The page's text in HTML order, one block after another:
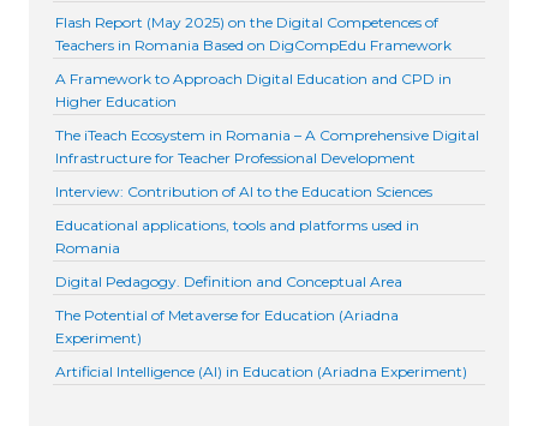
Flash Report (May 2025) on the Digital Competences of
Teachers in Romania Based on DigCompEdu Framework
A Framework to Approach Digital Education and CPD in
Higher Education
The iTeach Ecosystem in Romania – A Comprehensive Digital
Infrastructure for Teacher Professional Development
Interview: Contribution of AI to the Education Sciences
Educational applications, tools and platforms used in
Romania
Digital Pedagogy. Definition and Conceptual Area
The Potential of Metaverse for Education (Ariadna
Experiment)
Artificial Intelligence (AI) in Education (Ariadna Experiment)